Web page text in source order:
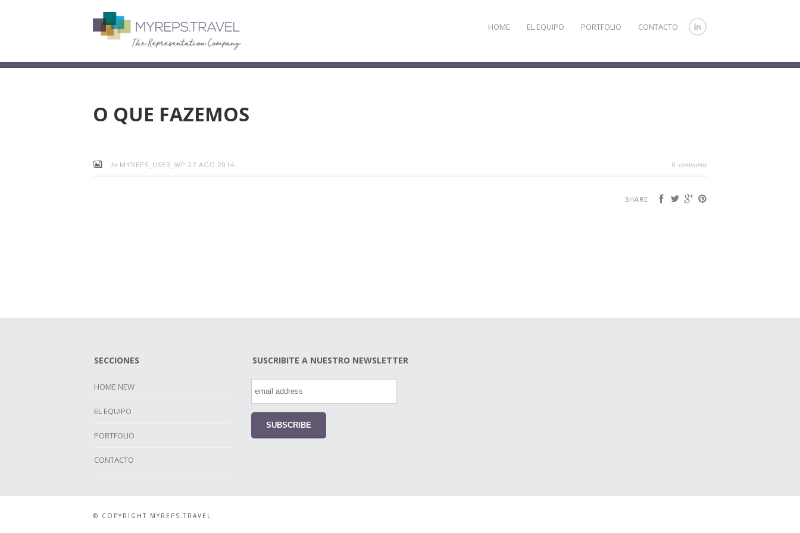
HOME EL EQUIPO PORTFOLIO CONTACTO
O QUE FAZEMOS
by MYREPS_USER_WP 27 AGO 2014 0 comments
SHARE
SECCIONES
HOME NEW
EL EQUIPO
PORTFOLIO
CONTACTO
SUSCRIBITE A NUESTRO NEWSLETTER
© COPYRIGHT MYREPS.TRAVEL